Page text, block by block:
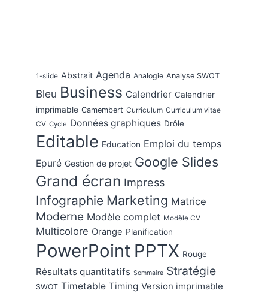
1-slide Abstrait Agenda Analogie Analyse SWOT
Bleu Business Calendrier Calendrier
imprimable Camembert Curriculum Curriculum vitae
CV Cycle Données graphiques Drôle
Editable Education Emploi du temps
Epuré Gestion de projet Google Slides
Grand écran Impress
Infographie Marketing Matrice
Moderne Modèle complet Modèle CV
Multicolore Orange Planification
PowerPoint PPTX Rouge
Résultats quantitatifs Sommaire Stratégie
SWOT Timetable Timing Version imprimable